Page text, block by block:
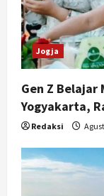
Jogja
Gen Z Belajar
Yogyakarta,
Redaksi